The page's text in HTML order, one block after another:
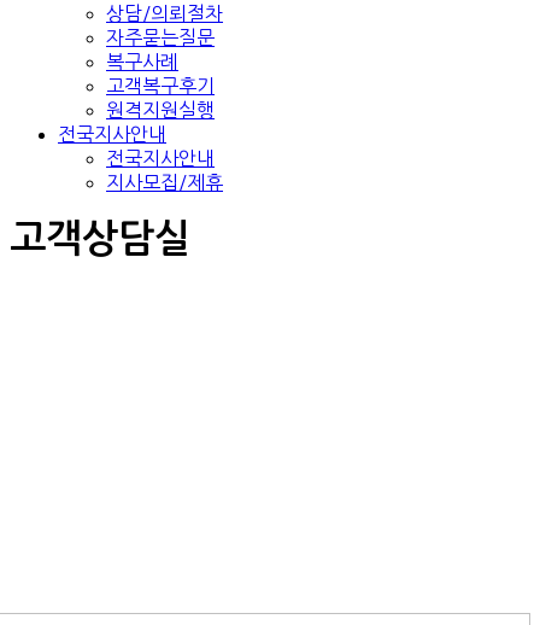
상담/의뢰절차
자주묻는질문
복구사례
고객복구후기
원격지원실행
전국지사안내
전국지사안내
지사모집/제휴
고객상담실